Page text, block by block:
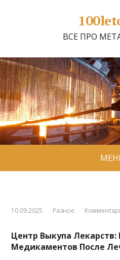
ВСЕ ПРО
10.09.2025 Разное
Центр Выкупа
Медикаментов После